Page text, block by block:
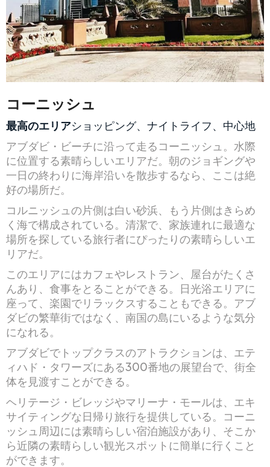
コーニッシュ
最高のエリアショッピング、ナイトライフ、中心地
アブダビ・ビーチに沿って走るコーニッシュ。水際
に位置する素晴らしいエリアだ。朝のジョギングや
一日の終わりに海岸沿いを散歩するなら、ここは絶
好の場所だ。
コルニッシュの片側は白い砂浜、もう片側はきらめ
く海で構成されている。清潔で、家族連れに最適な
場所を探している旅行者にぴったりの素晴らしいエ
リアだ。
このエリアにはカフェやレストラン、屋台がたくさ
んあり、食事をとることができる。日光浴エリアに
座って、楽園でリラックスすることもできる。アブ
ダビの繁華街ではなく、南国の島にいるような気分
になれる。
アブダビでトップクラスのアトラクションは、エテ
ィハド・タワーズにある300番地の展望台で、街全
体を見渡すことができる。
ヘリテージ・ビレッジやマリーナ・モールは、エキ
サイティングな日帰り旅行を提供している。コーニ
ッシュ周辺には素晴らしい宿泊施設があり、そこか
ら近隣の素晴らしい観光スポットに簡単に行くこと
ができます。